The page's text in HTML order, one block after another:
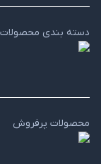
دسته بندی محصولات
محصولات پرفروش